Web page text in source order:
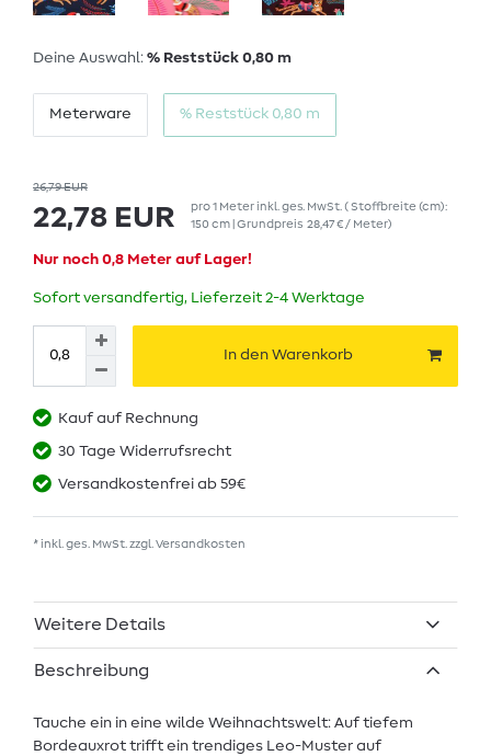
Deine Auswahl: % Reststück 0,80 m
Meterware % Reststück 0,80 m
26,79 EUR
22,78 EUR pro1 Meterinkl. ges. MwSt. ( Stoffbreite (cm):
150 cm | Grundpreis 28,47 € / Meter)
Nur noch 0,8 Meter auf Lager!
Sofort versandfertig, Lieferzeit 2-4 Werktage
In den Warenkorb
Kauf auf Rechnung
30 Tage Widerrufsrecht
Versandkostenfrei ab 59€
* inkl. ges. MwSt. zzgl. Versandkosten
Weitere Details
Beschreibung
Tauche ein in eine wilde Weihnachtswelt: Auf tiefem
Bordeauxrot trifft ein trendiges Leo-Muster auf